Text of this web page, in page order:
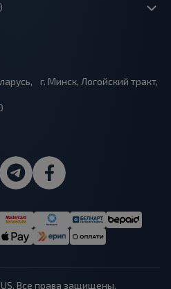
г. Минск, Логойский тракт,
Все права защищены.